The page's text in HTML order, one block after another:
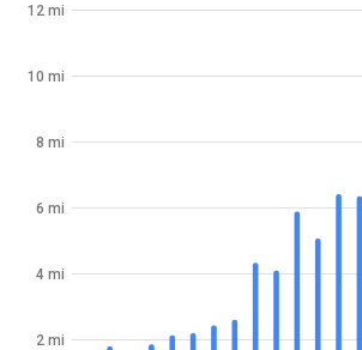
2 mi
4 mi
6 mi
8 mi
10 mi
12 mi